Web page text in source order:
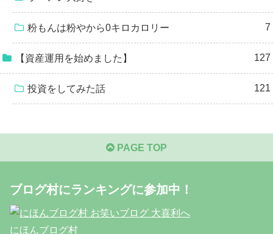
粉もんは粉やから0キロカロリー 7
【資産運用を始めました】 127
投資をしてみた話 121
PAGE TOP
ブログ村にランキングに参加中！
にほんブログ村